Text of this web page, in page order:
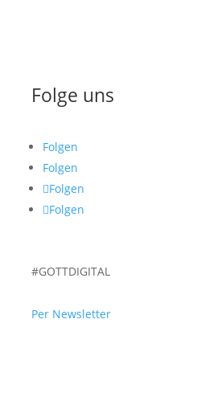
Folge uns
Folgen
Folgen
Folgen
Folgen
#GOTTDIGITAL
Per Newsletter